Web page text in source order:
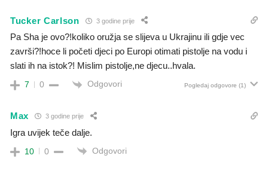
Tucker Carlson 3 godine prije
Pa Sha je ovo?!koliko oružja se slijeva u Ukrajinu ili gdje vec
završi?!hoce li početi djeci po Europi otimati pistolje na vodu i
slati ih na istok?! Mislim pistolje,ne djecu..hvala.
7 0 Odgovori Pogledaj odgovore (1)
Max 3 godine prije
Igra uvijek teče dalje.
10 0 Odgovori